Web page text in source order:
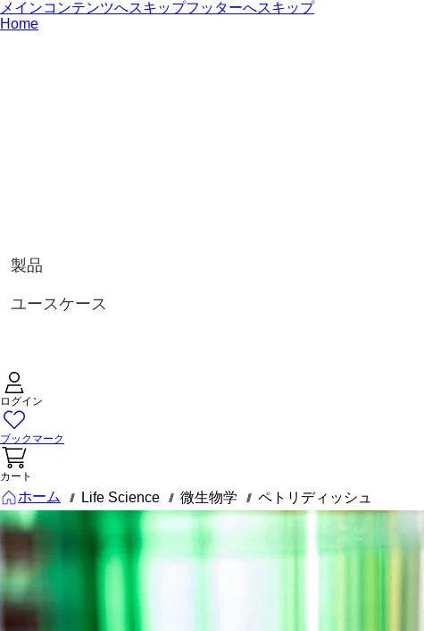
メインコンテンツへスキップフッターへスキップ
Home
製品
ユースケース
ログイン
ブックマーク
カート
ホーム /// Life Science /// 微生物学 /// ペトリディッシュ